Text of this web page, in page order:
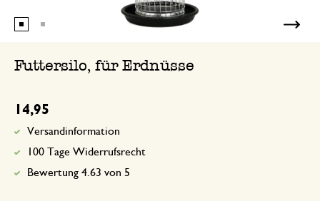
Futtersilo, für Erdnüsse
14,95
Versandinformation
100 Tage Widerrufsrecht
Bewertung 4.63 von 5